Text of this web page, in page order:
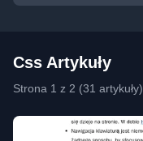
Css Artykuły
Strona 1 z 2 (31 artykuły)